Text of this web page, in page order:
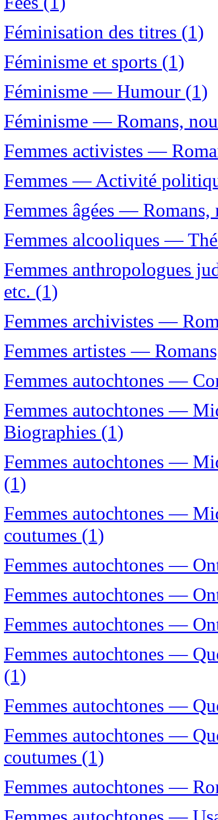
Féminisation des titres (1)
Féminisme et sports (1)
Féminisme — Humour (1)
Féminisme — Romans,
Femmes activistes —
Femmes — Activité
Femmes âgées —
Femmes alcooliques —
Femmes anthropologues
etc. (1)
Femmes archivistes —
Femmes artistes —
Femmes autochtones —
Femmes autochtones —
Biographies (1)
Femmes autochtones —
(1)
Femmes autochtones —
coutumes (1)
Femmes autochtones —
Femmes autochtones —
Femmes autochtones —
Femmes autochtones —
(1)
Femmes autochtones —
Femmes autochtones —
coutumes (1)
Femmes autochtones —